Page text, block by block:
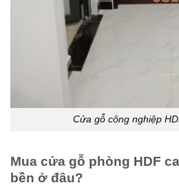
Cửa gỗ công nghiệp
Mua cửa gỗ phòng HDF
bền ở đâu?